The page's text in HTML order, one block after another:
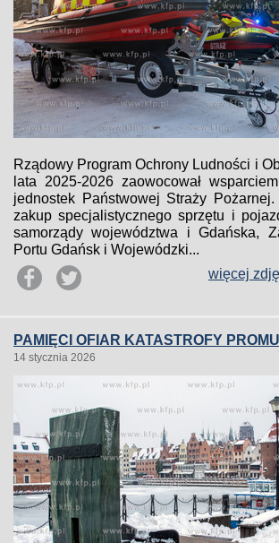
Rządowy Program Ochrony Ludności i
lata 2025-2026 zaowocował
jednostek Państwowej Straży
zakup specjalistycznego sprzętu i
samorządy województwa i Gdańska,
Portu Gdańsk i Wojewódzki...
więcej
PAMIĘCI OFIAR KATASTROFY
14 stycznia 2026